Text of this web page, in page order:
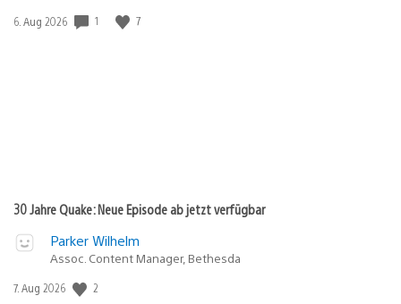
Veröffentlichungsdatum:
6. Aug 2026 1 7
30 Jahre Quake: Neue Episode ab jetzt verfügbar
Parker Wilhelm
Assoc. Content Manager, Bethesda
Veröffentlichungsdatum:
7. Aug 2026 2